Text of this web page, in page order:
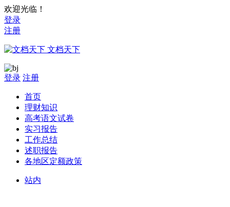
欢迎光临！
登录
注册
文档天下
登录 注册
首页
理财知识
高考语文试卷
实习报告
工作总结
述职报告
各地区定额政策
站内